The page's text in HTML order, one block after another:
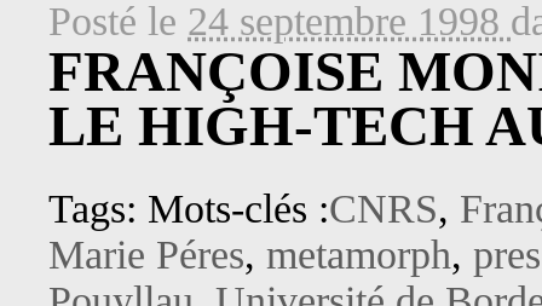
Posté le 24 septembre 1998
FRANÇOISE
LE HIGH-TECH
Tags: Mots-clés :CNRS,
Marie Péres, metamorph,